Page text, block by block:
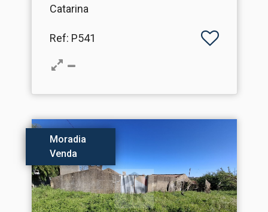
Catarina
Ref: P541
Moradia
Venda